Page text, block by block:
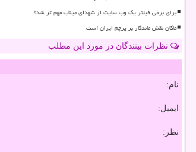
برای برخی فیلتر یک وب سایت از شهدای میناب مهم تر شد؟
ماکان نقش ماندگار بر پرچم ایران است
نظرات بینندگان در مورد این مطلب
نام:
ایمیل:
نظر: